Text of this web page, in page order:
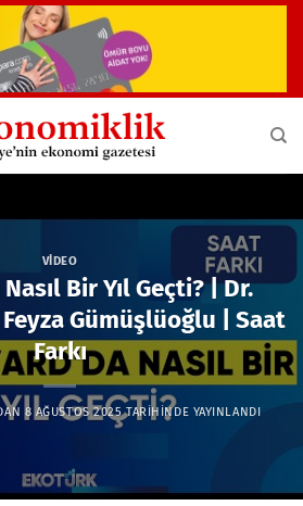
VIDEO
Bir Yıl Geçti? | Dr.
Gümüşlüoğlu | Saat
Farkı
8 AĞUSTOS 2025TARIHINDE YAYINLANDI